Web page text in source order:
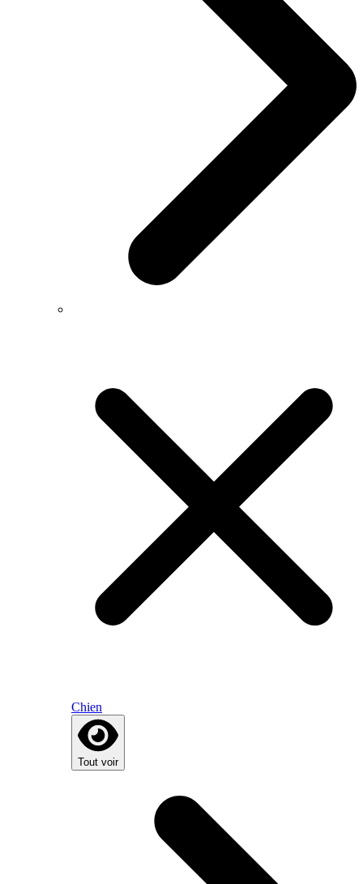
Chien
Tout voir